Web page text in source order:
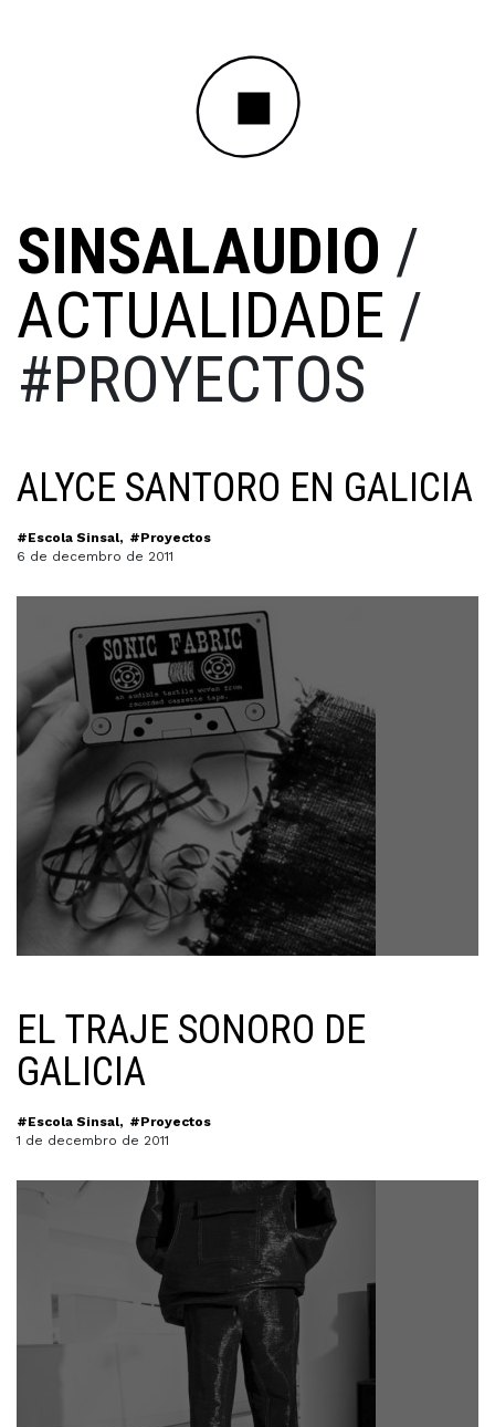
SINSALAUDIO /
ACTUALIDADE /
#PROYECTOS
ALYCE SANTORO EN GALICIA
#Escola Sinsal
#Proyectos
6 de decembro de 2011
EL TRAJE SONORO DE
GALICIA
#Escola Sinsal
#Proyectos
1 de decembro de 2011